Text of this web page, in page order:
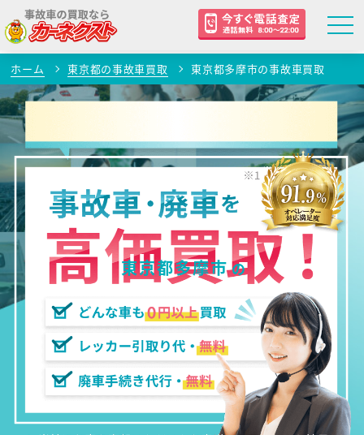
ホーム 東京都の事故車買取 東京都多摩市の事故車買取
東京都多摩市の